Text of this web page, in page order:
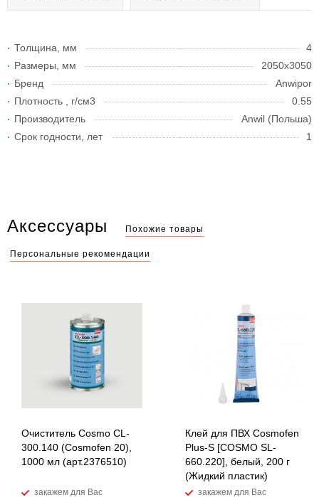
Толщина, мм
4
Размеры, мм
2050х3050
Бренд
Anwipor
Плотность , г/см3
0.55
Производитель
Anwil (Польша)
Срок годности, лет
1
Аксессуары Похожие товары
Персональные рекомендации
Очиститель Cosmo CL-
300.140 (Cosmofen 20),
1000 мл (арт.2376510)
закажем для Вас
Клей для ПВХ Cosmofen
Plus-S [COSMO SL-
660.220], белый, 200 г
(Жидкий пластик)
закажем для Вас